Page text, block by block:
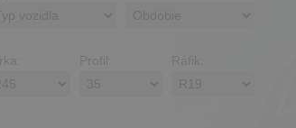
Profil: Ráfik: